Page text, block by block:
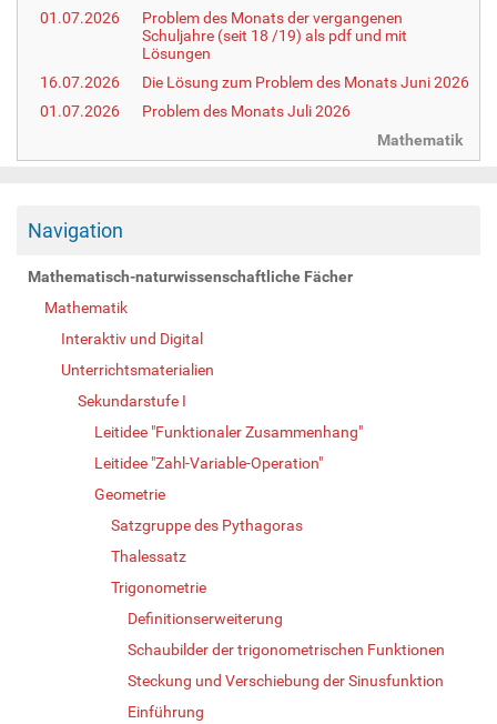
:
01.07.2026
Problem des Monats der vergangenen
Schuljahre (seit 18 /19) als pdf und mit
Lösungen
16.07.2026
Die Lösung zum Problem des Monats Juni 2026
01.07.2026
Problem des Monats Juli 2026
Mathematik
Navigation
Mathematisch-naturwissenschaftliche Fächer
Mathematik
Interaktiv und Digital
Unterrichtsmaterialien
Sekundarstufe I
Leitidee "Funktionaler Zusammenhang"
Leitidee "Zahl-Variable-Operation"
Geometrie
Satzgruppe des Pythagoras
Thalessatz
Trigonometrie
Definitionserweiterung
Schaubilder der trigonometrischen Funktionen
Steckung und Verschiebung der Sinusfunktion
Einführung